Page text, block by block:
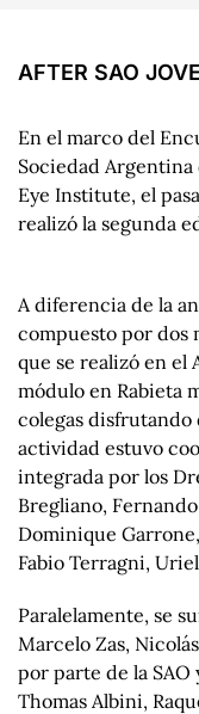
AFTER SAO
En el marco del
Sociedad Argentina
Eye Institute, el
realizó la segunda
A diferencia de la
compuesto por dos
que se realizó en el
módulo en Rabieta
colegas disfrutando
actividad estuvo
integrada por los
Bregliano,
Dominique
Fabio Terragni,
Paralelamente, se
Marcelo Zas,
por parte de la SAO
Thomas Albini,